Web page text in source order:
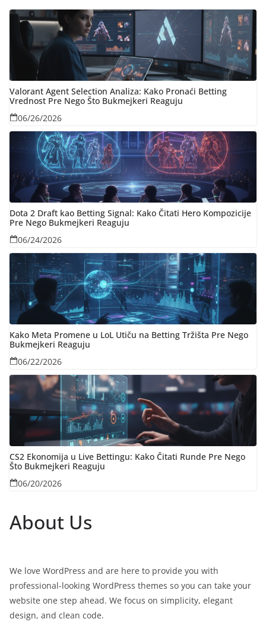
Valorant Agent Selection Analiza: Kako Pronaći Betting
Vrednost Pre Nego Što Bukmejkeri Reaguju
06/26/2026
Dota 2 Draft kao Betting Signal: Kako Čitati Hero Kompozicije
Pre Nego Bukmejkeri Reaguju
06/24/2026
Kako Meta Promene u LoL Utiču na Betting Tržišta Pre Nego
Bukmejkeri Reaguju
06/22/2026
CS2 Ekonomija u Live Bettingu: Kako Čitati Rundе Pre Nego
Što Bukmejkeri Reaguju
06/20/2026
About Us
We love WordPress and are here to provide you with
professional-looking WordPress themes so you can take your
website one step ahead. We focus on simplicity, elegant
design, and clean code.